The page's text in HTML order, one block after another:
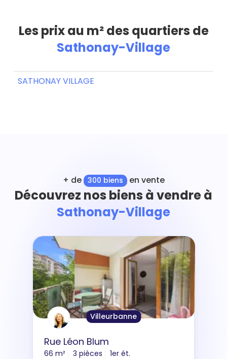
Les prix au m² des quartiers de
Sathonay-Village
SATHONAY VILLAGE
+ de 300 biens en vente
Découvrez nos biens à vendre à
Sathonay-Village
Villeurbanne
Rue Léon Blum
66 m² 3 pièces 1er ét.